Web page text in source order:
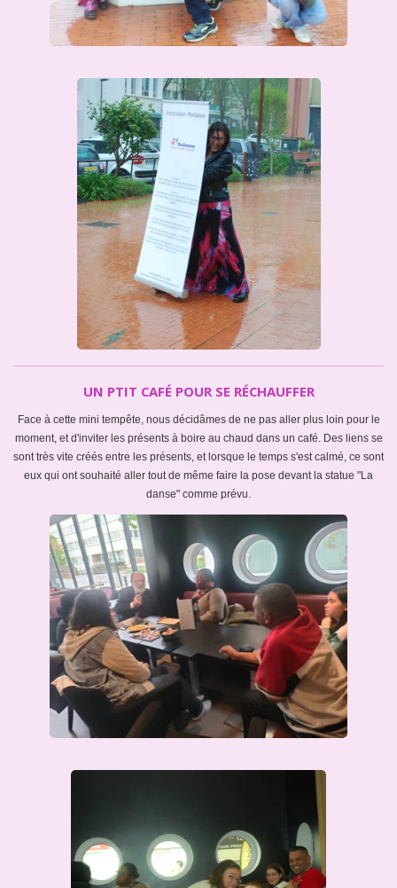
UN PTIT CAFÉ POUR SE RÉCHAUFFER
Face à cette mini tempête, nous décidâmes de ne pas aller plus loin pour le
moment, et d'inviter les présents à boire au chaud dans un café. Des liens se
sont très vite créés entre les présents, et lorsque le temps s'est calmé, ce sont
eux qui ont souhaité aller tout de même faire la pose devant la statue "La
danse" comme prévu.